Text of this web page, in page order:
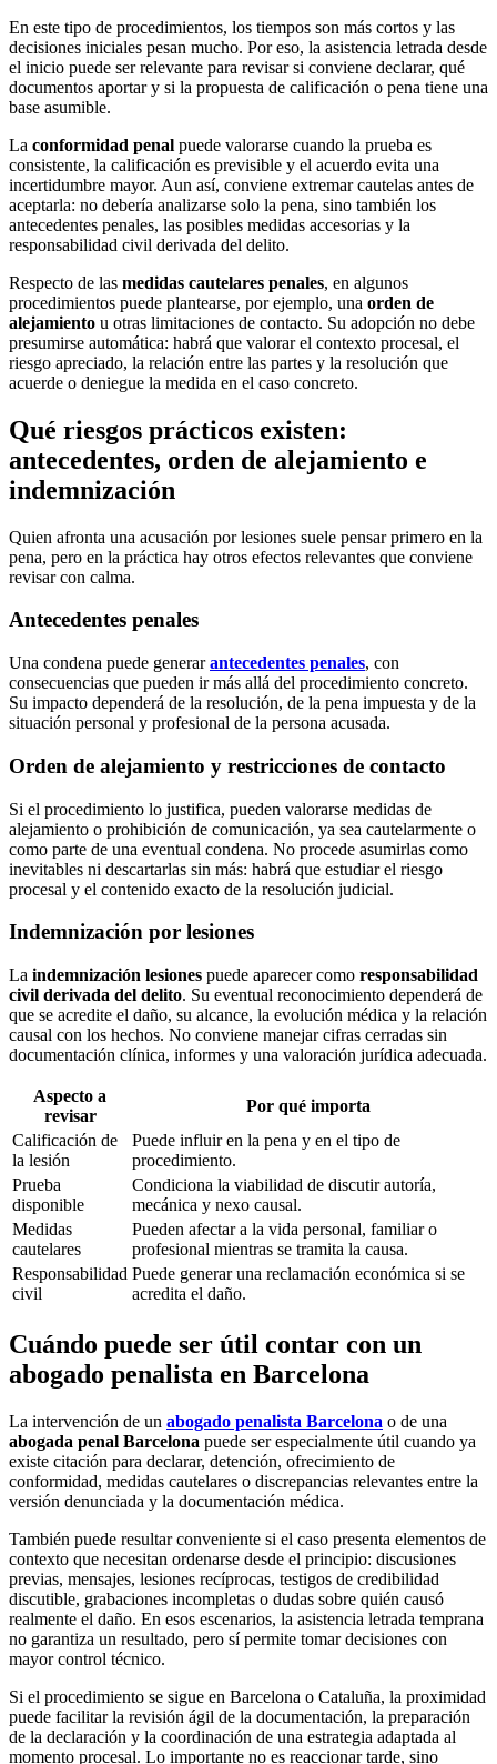
En este tipo de procedimientos, los tiempos son más cortos y las
decisiones iniciales pesan mucho. Por eso, la asistencia letrada desde
el inicio puede ser relevante para revisar si conviene declarar, qué
documentos aportar y si la propuesta de calificación o pena tiene una
base asumible.
La conformidad penal puede valorarse cuando la prueba es
consistente, la calificación es previsible y el acuerdo evita una
incertidumbre mayor. Aun así, conviene extremar cautelas antes de
aceptarla: no debería analizarse solo la pena, sino también los
antecedentes penales, las posibles medidas accesorias y la
responsabilidad civil derivada del delito.
Respecto de las medidas cautelares penales, en algunos
procedimientos puede plantearse, por ejemplo, una orden de
alejamiento u otras limitaciones de contacto. Su adopción no debe
presumirse automática: habrá que valorar el contexto procesal, el
riesgo apreciado, la relación entre las partes y la resolución que
acuerde o deniegue la medida en el caso concreto.
Qué riesgos prácticos existen:
antecedentes, orden de alejamiento e
indemnización
Quien afronta una acusación por lesiones suele pensar primero en la
pena, pero en la práctica hay otros efectos relevantes que conviene
revisar con calma.
Antecedentes penales
Una condena puede generarantecedentes penales, con
consecuencias que pueden ir más allá del procedimiento concreto.
Su impacto dependerá de la resolución, de la pena impuesta y de la
situación personal y profesional de la persona acusada.
Orden de alejamiento y restricciones de contacto
Si el procedimiento lo justifica, pueden valorarse medidas de
alejamiento o prohibición de comunicación, ya sea cautelarmente o
como parte de una eventual condena. No procede asumirlas como
inevitables ni descartarlas sin más: habrá que estudiar el riesgo
procesal y el contenido exacto de la resolución judicial.
Indemnización por lesiones
La indemnización lesiones puede aparecer como responsabilidad
civil derivada del delito. Su eventual reconocimiento dependerá de
que se acredite el daño, su alcance, la evolución médica y la relación
causal con los hechos. No conviene manejar cifras cerradas sin
documentación clínica, informes y una valoración jurídica adecuada.
Aspecto a
revisar
Por qué importa
Calificación de
la lesión
Puede influir en la pena y en el tipo de
procedimiento.
Prueba
disponible
Condiciona la viabilidad de discutir autoría,
mecánica y nexo causal.
Medidas
cautelares
Pueden afectar a la vida personal, familiar o
profesional mientras se tramita la causa.
Responsabilidad
civil
Puede generar una reclamación económica si se
acredita el daño.
Cuándo puede ser útil contar con un
abogado penalista en Barcelona
La intervención de un abogado penalista Barcelona o de una
abogada penal Barcelona puede ser especialmente útil cuando ya
existe citación para declarar, detención, ofrecimiento de
conformidad, medidas cautelares o discrepancias relevantes entre la
versión denunciada y la documentación médica.
También puede resultar conveniente si el caso presenta elementos de
contexto que necesitan ordenarse desde el principio: discusiones
previas, mensajes, lesiones recíprocas, testigos de credibilidad
discutible, grabaciones incompletas o dudas sobre quién causó
realmente el daño. En esos escenarios, la asistencia letrada temprana
no garantiza un resultado, pero sí permite tomar decisiones con
mayor control técnico.
Si el procedimiento se sigue en Barcelona o Cataluña, la proximidad
puede facilitar la revisión ágil de la documentación, la preparación
de la declaración y la coordinación de una estrategia adaptada al
momento procesal. Lo importante no es reaccionar tarde, sino